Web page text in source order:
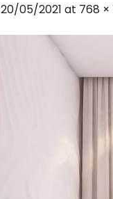
20/05/2021 at 768 ×